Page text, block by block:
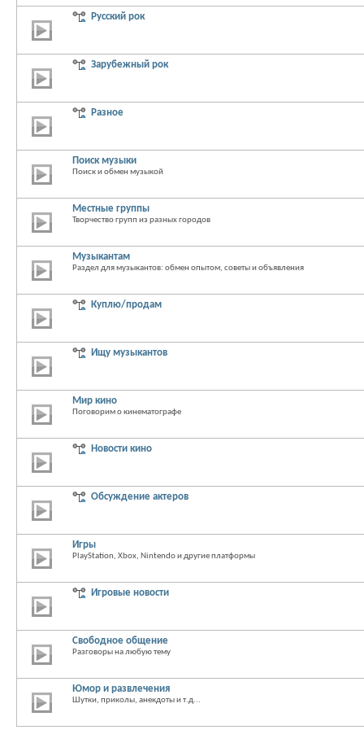
Русский рок
Зарубежный рок
Разное
Поиск музыки
Поиск и обмен музыкой
Местные группы
Творчество групп из разных городов
Музыкантам
Раздел для музыкантов: обмен опытом, советы и объявления
Куплю/продам
Ищу музыкантов
Мир кино
Поговорим о кинематографе
Новости кино
Обсуждение актеров
Игры
PlayStation, Xbox, Nintendo и другие платформы
Игровые новости
Свободное общение
Разговоры на любую тему
Юмор и развлечения
Шутки, приколы, анекдоты и т.д...